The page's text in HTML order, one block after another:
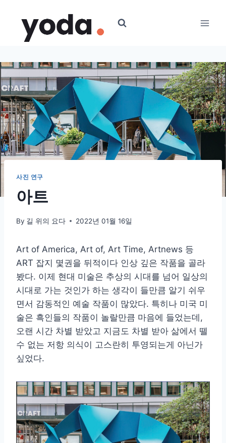
content
사진 연구
아트
By 길 위의 요다 2022년 01월 16일
Art of America, Art of, Art Time, Artnews 등
ART 잡지 몇권을 뒤적이다 인상 깊은 작품을 골라
봤다. 이제 현대 미술은 추상의 시대를 넘어 일상의
시대로 가는 것인가 하는 생각이 들만큼 알기 쉬우
면서 감동적인 예술 작품이 많았다. 특히나 미국 미
술은 흑인들의 작품이 놀랄만큼 마음에 들었는데,
오랜 시간 차별 받았고 지금도 차별 받아 삶에서 뗄
수 없는 저항 의식이 고스란히 투영되는게 아닌가
싶었다.